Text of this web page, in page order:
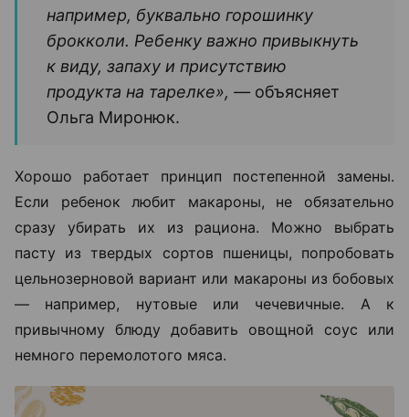
например, буквально горошинку
брокколи. Ребенку важно привыкнуть
к виду, запаху и присутствию
продукта на тарелке», — объясняет
Ольга Миронюк.
Хорошо работает принцип постепенной замены.
Если ребенок любит макароны, не обязательно
сразу убирать их из рациона. Можно выбрать
пасту из твердых сортов пшеницы, попробовать
цельнозерновой вариант или макароны из бобовых
— например, нутовые или чечевичные. А к
привычному блюду добавить овощной соус или
немного перемолотого мяса.